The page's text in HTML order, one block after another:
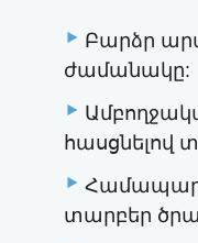
Բարձր
ժամանակը:
հասցնելով
տարբեր